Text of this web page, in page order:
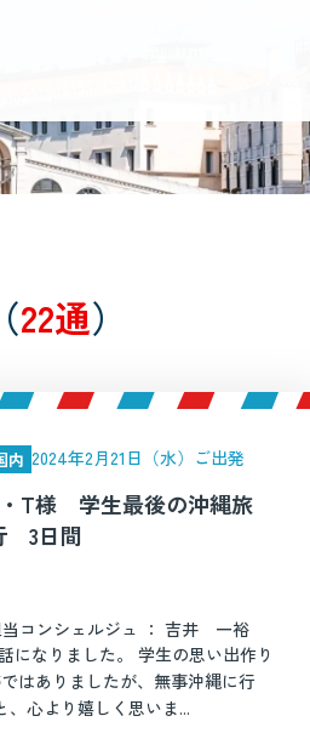
22通）
内 2024年2月21日（水）ご出発
T様 学生最後の沖縄旅
3日間
コンシェルジュ ： 吉井 一裕
になりました。 学生の思い出作り
はありましたが、無事沖縄に行
心より嬉しく思いま...